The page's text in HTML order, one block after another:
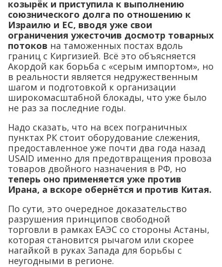
козырёк и приступила к выполнению
союзнического долга по отношению к
Израилю и ЕС, вводя уже свои
ограничения ужесточив досмотр товарных
потоков на таможенных постах вдоль
границ с Киргизией. Всё это объясняется
Акордой как борьба с «серым импортом», но
в реальности является недружественным
шагом и подготовкой к организации
широкомасштабной блокады, что уже было
не раз за последние годы.
Надо сказать, что на всех пограничных
пунктах РК стоит оборудование слежения,
предоставленное уже почти два года назад
USAID именно для предотвращения провоза
товаров двойного назначения в РФ, но
теперь оно применяется уже против
Ирана, а вскоре обернётся и против Китая.
По сути, это очередное доказательство
разрушения принципов свободной
торговли в рамках ЕАЭС со стороны Астаны,
которая становится рычагом или скорее
нагайкой в руках Запада для борьбы с
неугодными в регионе.